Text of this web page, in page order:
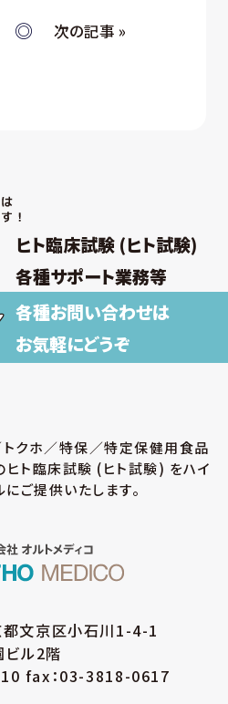
に従業員・役員であった者を
労務管理
修、安全衛生管理
について上記以外の目的外
そのための措置を講じます。
安全管理のために講じた
に基づき、保有個人データ
の措置を講じています。
策定
「個人情報の取得・利用・提
得元」、「質問および苦情相
ての個人情報保護方針を策
加工、保管・保存、移送・送信、
ごとに、取扱方法、管理者・
います。また、個人データの
の点検及び監査、外部委託
ています。
置
次の記事 »
ヒト臨床試験 (ヒト試験)
各種サポート業務等
各種お問い合わせは
お気軽にどうぞ
クホ／特保／特定保健用食品
ヒト臨床試験 (ヒト試験) をハイ
ご提供いたします。
文京区小石川1-4-1
ル2階
fax：03-3818-0617